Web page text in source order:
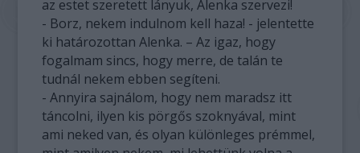
az estet szeretett lányuk, Alenka szervezi!
- Borz, nekem indulnom kell haza! - jelentette
ki határozottan Alenka. – Az igaz, hogy
fogalmam sincs, hogy merre, de talán te
tudnál nekem ebben segíteni.
- Annyira sajnálom, hogy nem maradsz itt
táncolni, ilyen kis pörgős szoknyával, mint
ami neked van, és olyan különleges prémmel,